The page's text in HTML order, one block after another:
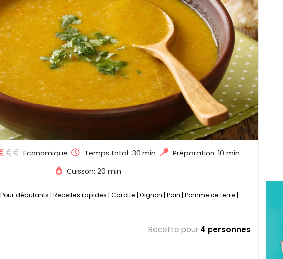
Economique Temps total: 30 min
Préparation: 10 min
Cuisson: 20 min
Pour débutants | Recettes rapides | Carotte | Oignon | Pain | Pomme de terre |
Recette pour 4 personnes